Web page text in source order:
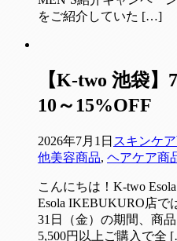
をご紹介していた […]
【K-two 池袋
10～15%OFF
2026年7月1日 スキンケ
他美容商品, ヘアケア商
こんにちは！K-two
Esola IKEBUKURO店で
31日（金）の期間、商
5,500円以上ご購入で全